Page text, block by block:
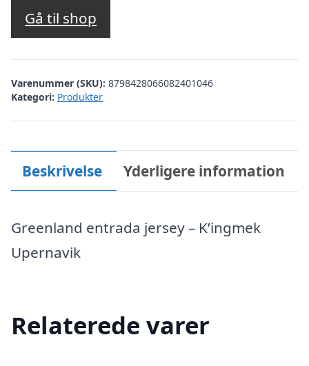
Gå til shop
Varenummer (SKU): 8798428066082401046
Kategori: Produkter
Beskrivelse Yderligere information
Greenland entrada jersey – K’ingmek
Upernavik
Relaterede varer